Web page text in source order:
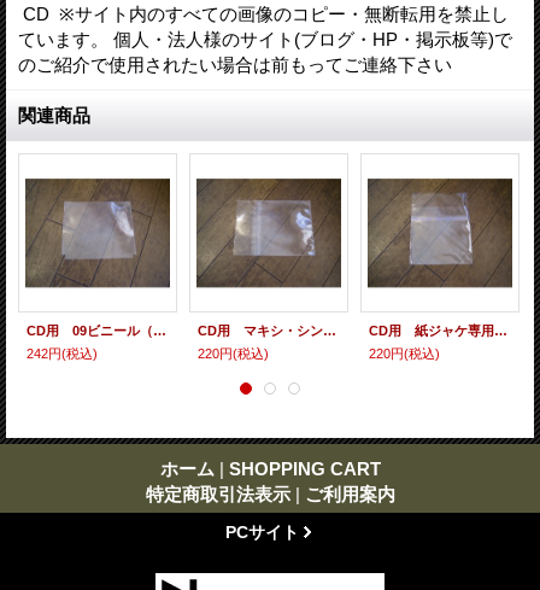
CD ※サイト内のすべての画像のコピー・無断転用を禁止し
ています。 個人・法人様のサイト(ブログ・HP・掲示板等)で
のご紹介で使用されたい場合は前もってご連絡下さい
関連商品
CD用 09ビニール（各種サイズ） 10枚セット
242円(税込)
CD用 マキシ・シングル・シールド（ヨコ入れ/裏のり） 10枚セット
220円(税込)
CD用 紙ジャケ専用シールド（裏のり） 10枚セット
220円(税込)
ホーム | SHOPPING CART
特定商取引法表示 | ご利用案内
PCサイト